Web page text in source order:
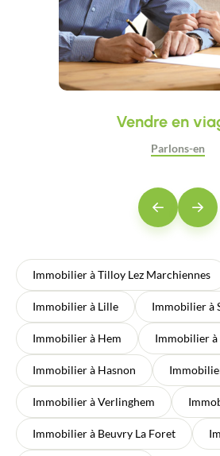
Vendre en
Parlons-en
Précédent
Immobilier à Tilloy Lez Marchiennes
Immobilier à Lille Immobilier à
Immobilier à Hem Immobilier à
Immobilier à Hasnon
Immobilier à Verlinghem
Immobilier à Beuvry La Foret